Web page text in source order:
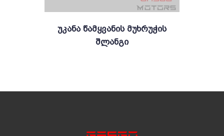
Უკანა Წამყვანის Მუხრუჭის
Შლანგი